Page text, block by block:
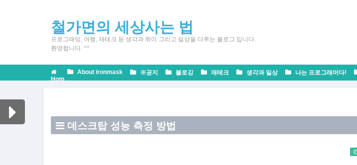
철가면의 세상사는 법
프로그래밍, 여행, 재테크 등 생각과 취미 그리고 일상을 다루는 블로그 입니다.
환영합니다. ^^
About ironmask ※공지 블로깅 재테크 생각과 일상 나는 프로그래머다!
Home
Tips
데스크탑 성능 측정 방법